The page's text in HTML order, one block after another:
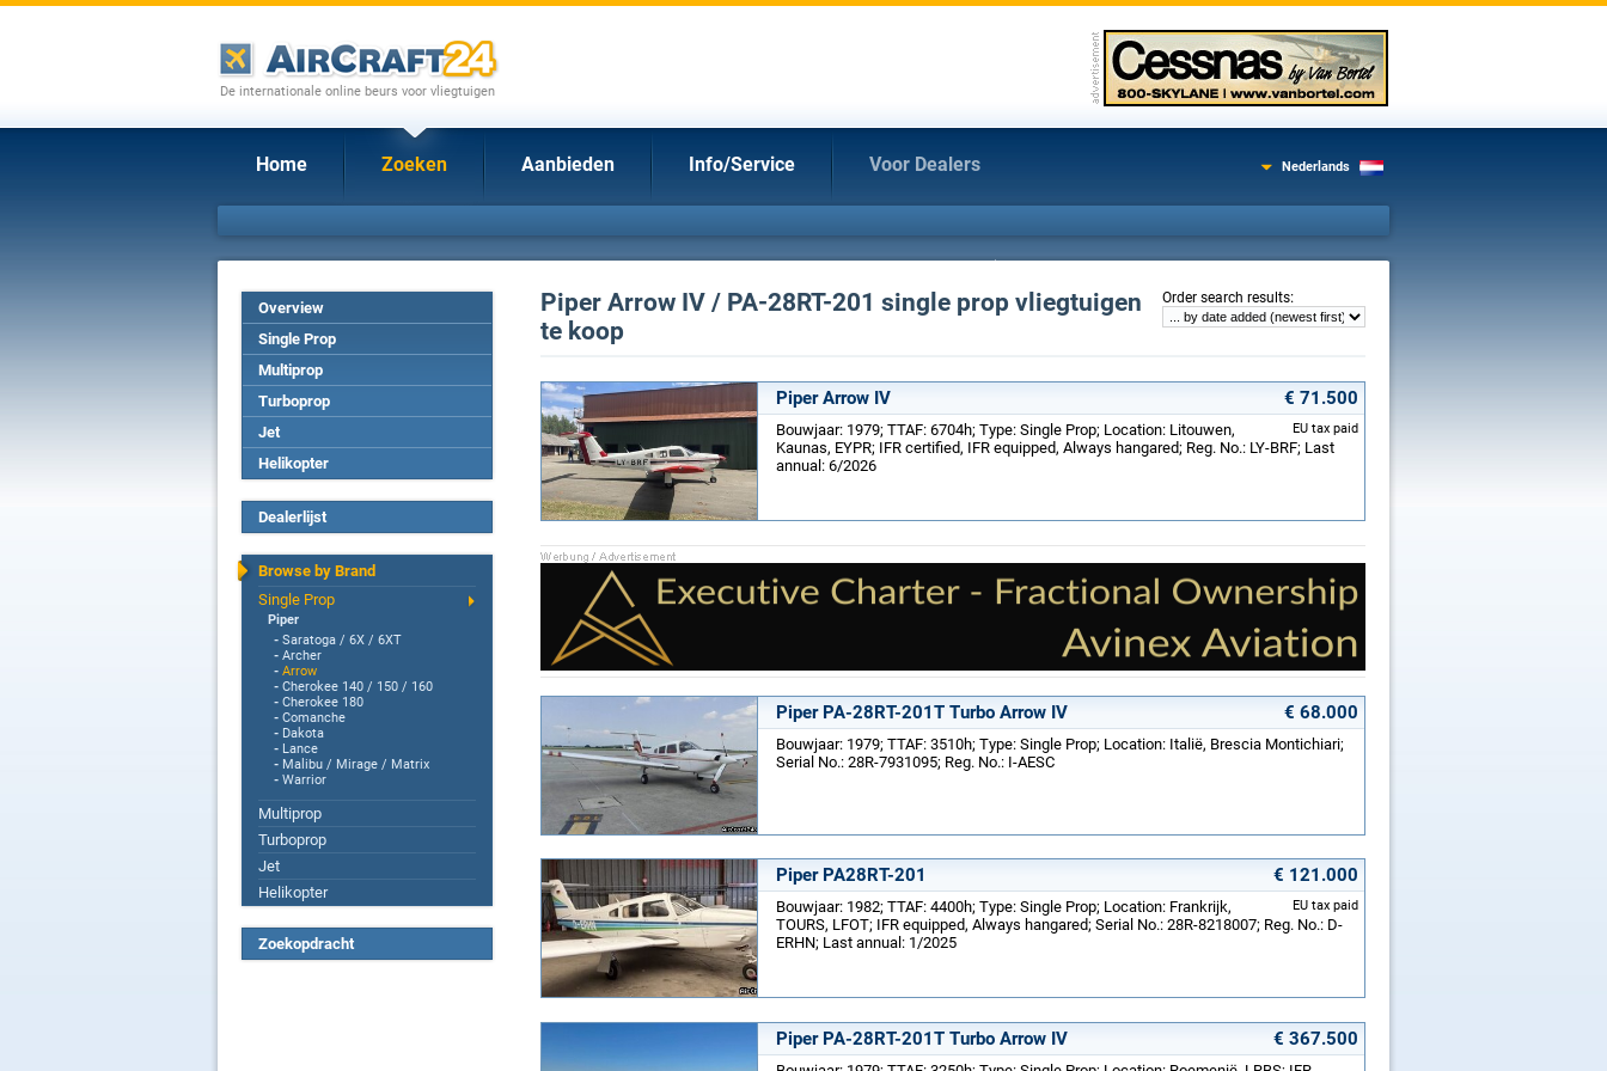
De internationale online beurs voor vliegtuigen
Home Zoeken Aanbieden Info/Service Voor Dealers Nederlands
Overview
Single Prop
Multiprop
Turboprop
Jet
Helikopter
Dealerlijst
Browse by Brand
Single Prop
Piper
- Saratoga / 6X / 6XT
- Archer
- Arrow
- Cherokee 140 / 150 / 160
- Cherokee 180
- Comanche
- Dakota
- Lance
- Malibu / Mirage / Matrix
- Warrior
Multiprop
Turboprop
Jet
Helikopter
Zoekopdracht
Order search results:
Piper Arrow IV / PA-28RT-201 single prop vliegtuigen
te koop
Piper Arrow IV € 71.500
EU tax paid
Bouwjaar: 1979; TTAF: 6704h; Type: Single Prop; Location: Litouwen,
Kaunas, EYPR; IFR certified, IFR equipped, Always hangared; Reg. No.: LY-BRF; Last
annual: 6/2026
Piper PA-28RT-201T Turbo Arrow IV € 68.000
Bouwjaar: 1979; TTAF: 3510h; Type: Single Prop; Location: Italië, Brescia Montichiari;
Serial No.: 28R-7931095; Reg. No.: I-AESC
Piper PA28RT-201 € 121.000
EU tax paid
Bouwjaar: 1982; TTAF: 4400h; Type: Single Prop; Location: Frankrijk,
TOURS, LFOT; IFR equipped, Always hangared; Serial No.: 28R-8218007; Reg. No.: D-
ERHN; Last annual: 1/2025
Piper PA-28RT-201T Turbo Arrow IV € 367.500